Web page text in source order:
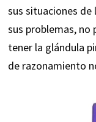
sus situaciones de
sus problemas, no
tener la glándula
de razonamiento